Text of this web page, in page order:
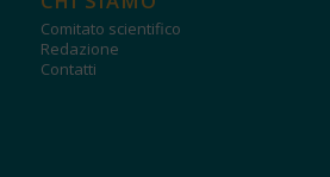
Comitato scientifico
Redazione
Contatti